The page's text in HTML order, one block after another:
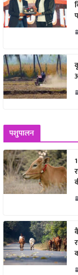
पशुपालन